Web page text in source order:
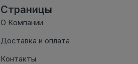
Страницы
О Компании
Доставка и оплата
Контакты